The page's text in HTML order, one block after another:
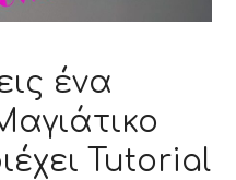
ένα
Tutorial